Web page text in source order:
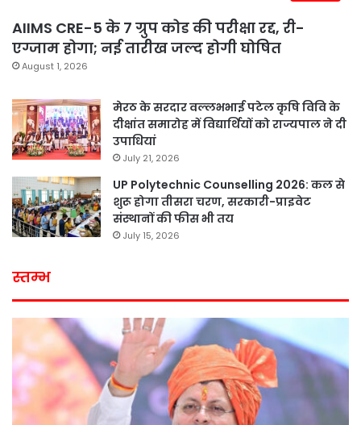
AIIMS CRE-5 के 7 ग्रुप कोड की परीक्षा रद्द, री-
एग्जाम होगा; नई तारीख जल्द होगी घोषित
August 1, 2026
मेरठ के सरदार वल्लभभाई पटेल कृषि विवि के
दीक्षांत समारोह में विद्यार्थियों को राज्यपाल ने दी
उपाधियां
July 21, 2026
UP Polytechnic Counselling 2026: कल से
शुरू होगा तीसरा चरण, सरकारी-प्राइवेट
संस्थानों की फीस भी तय
July 15, 2026
स्तम्भ